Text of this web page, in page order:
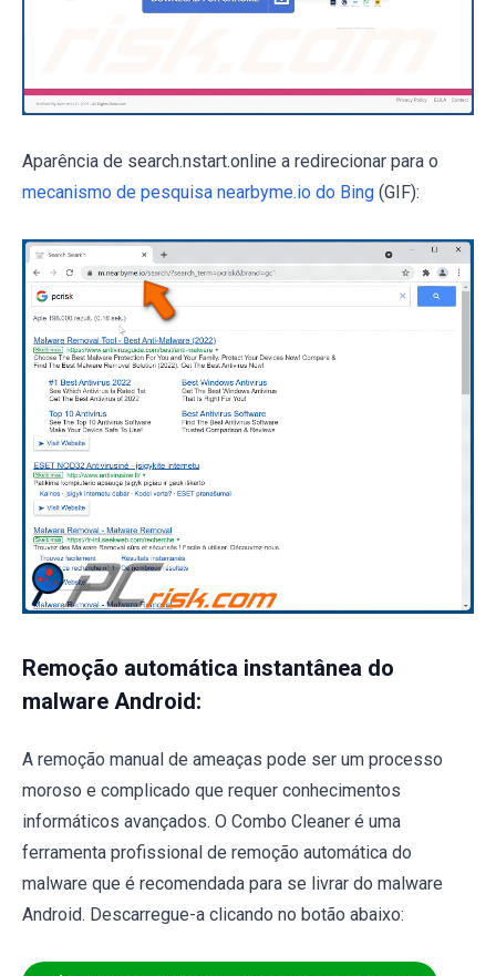
Aparência de search.nstart.online a redirecionar para o
mecanismo de pesquisa nearbyme.io do Bing (GIF):
Remoção automática instantânea do
malware Android:
A remoção manual de ameaças pode ser um processo
moroso e complicado que requer conhecimentos
informáticos avançados. O Combo Cleaner é uma
ferramenta profissional de remoção automática do
malware que é recomendada para se livrar do malware
Android. Descarregue-a clicando no botão abaixo: